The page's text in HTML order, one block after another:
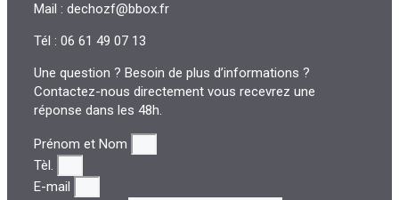
Mail : dechozf@bbox.fr
Tél : 06 61 49 07 13
Une question ? Besoin de plus d’informations ?
Contactez-nous directement vous recevrez une
réponse dans les 48h.
Prénom et Nom
Tèl.
E-mail